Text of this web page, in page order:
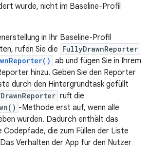
wurde, nicht im Baseline-Profil
in Ihr Baseline-Profil
rufen Sie die FullyDrawnReporter
ab und fügen Sie in Ihrem
hinzu. Geben Sie den Reporter
durch den Hintergrundtask gefüllt
ruft die
-Methode erst auf, wenn alle
wurden. Dadurch enthält das
Codepfade, die zum Füllen der Liste
Verhalten der App für den Nutzer